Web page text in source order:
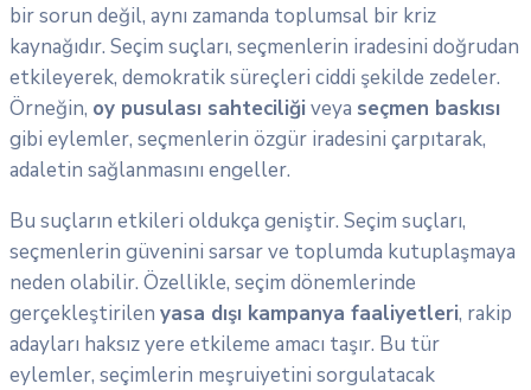
bir sorun değil, aynı zamanda toplumsal bir kriz
kaynağıdır. Seçim suçları, seçmenlerin iradesini doğrudan
etkileyerek, demokratik süreçleri ciddi şekilde zedeler.
Örneğin, oy pusulası sahteciliği veya seçmen baskısı
gibi eylemler, seçmenlerin özgür iradesini çarpıtarak,
adaletin sağlanmasını engeller.
Bu suçların etkileri oldukça geniştir. Seçim suçları,
seçmenlerin güvenini sarsar ve toplumda kutuplaşmaya
neden olabilir. Özellikle, seçim dönemlerinde
gerçekleştirilen yasa dışı kampanya faaliyetleri, rakip
adayları haksız yere etkileme amacı taşır. Bu tür
eylemler, seçimlerin meşruiyetini sorgulatacak